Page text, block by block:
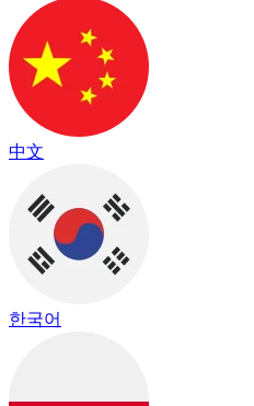
中文
한국어